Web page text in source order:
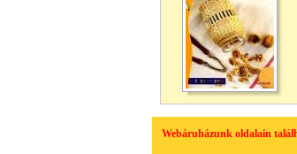
Webáruházunk oldalain